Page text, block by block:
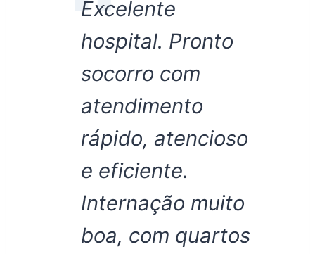
Excelente
hospital. Pronto
socorro com
atendimento
rápido, atencioso
e eficiente.
Internação muito
boa, com quartos